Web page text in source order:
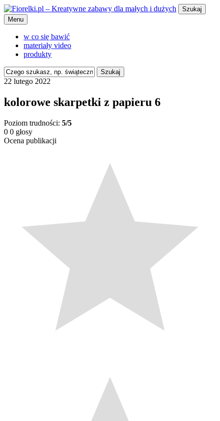
Szukaj
Menu
w co się bawić
materiały video
produkty
Szukaj
22 lutego 2022
kolorowe skarpetki z papieru 6
Poziom trudności: 5/5
0 0 głosy
Ocena publikacji